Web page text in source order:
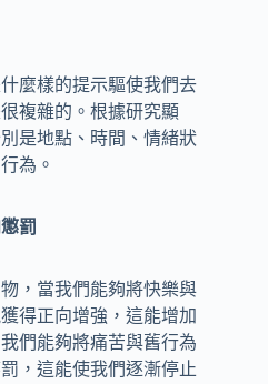
麼樣的提示驅使我們去
複雜的。根據研究顯
是地點、時間、情緒狀
為。
罰
，當我們能夠將快樂與
得正向增強，這能增加
們能夠將痛苦與舊行為
，這能使我們逐漸停止